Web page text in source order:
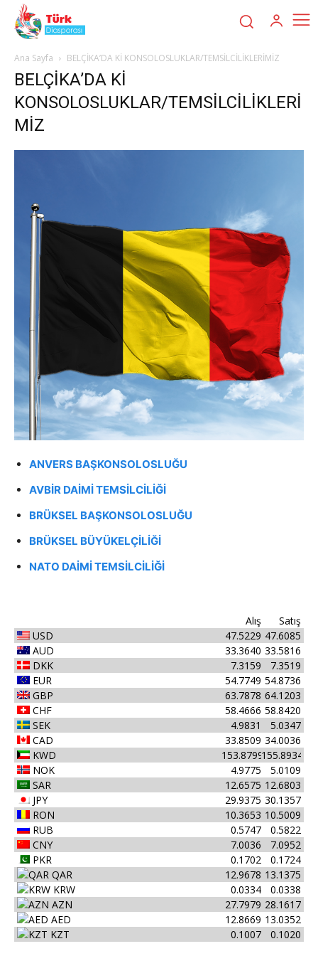
Ana Sayfa BELÇİKA’DA Kİ KONSOLOSLUKLAR/TEMSİLCİLİKLERİMİZ
BELÇİKA’DA Kİ
KONSOLOSLUKLAR/TEMSİLCİLİKLERİ
MİZ
ANVERS BAŞKONSOLOSLUĞU
AVBİR DAİMİ TEMSİLCİLİĞİ
BRÜKSEL BAŞKONSOLOSLUĞU
BRÜKSEL BÜYÜKELÇİLİĞİ
NATO DAİMİ TEMSİLCİLİĞİ
Satış
Alış
USD
47.6085
47.5229
AUD
33.5816
33.3640
DKK
7.3519
7.3159
EUR
54.8736
54.7749
GBP
64.1203
63.7878
CHF
58.8420
58.4666
SEK
5.0347
4.9831
CAD
34.0036
33.8509
KWD
155.8934
153.8799
NOK
5.0109
4.9775
SAR
12.6803
12.6575
JPY
30.1357
29.9375
RON
10.5009
10.3653
RUB
0.5822
0.5747
CNY
7.0952
7.0036
PKR
0.1724
0.1702
QAR
13.1375
12.9678
KRW
0.0338
0.0334
AZN
28.1617
27.7979
AED
13.0352
12.8669
KZT
0.1020
0.1007